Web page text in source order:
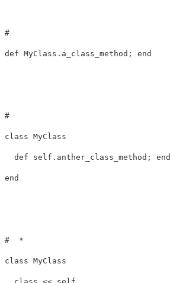
#
def MyClass.a_class_method; end
#
class MyClass
  def self.anther_class_method; end
end
#  *
class MyClass